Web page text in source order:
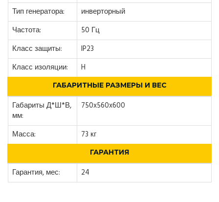
Тип генератора:
инверторный
Частота:
50 Гц
Класс защиты:
IP23
Класс изоляции:
H
ГАБАРИТНЫЕ РАЗМЕРЫ И ВЕС
Габариты Д*Ш*В,
мм:
750x560x600
Масса: 73 кг
ГАРАНТИЯ
Гарантия, мес: 24